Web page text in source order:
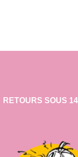
RETOURS SOUS